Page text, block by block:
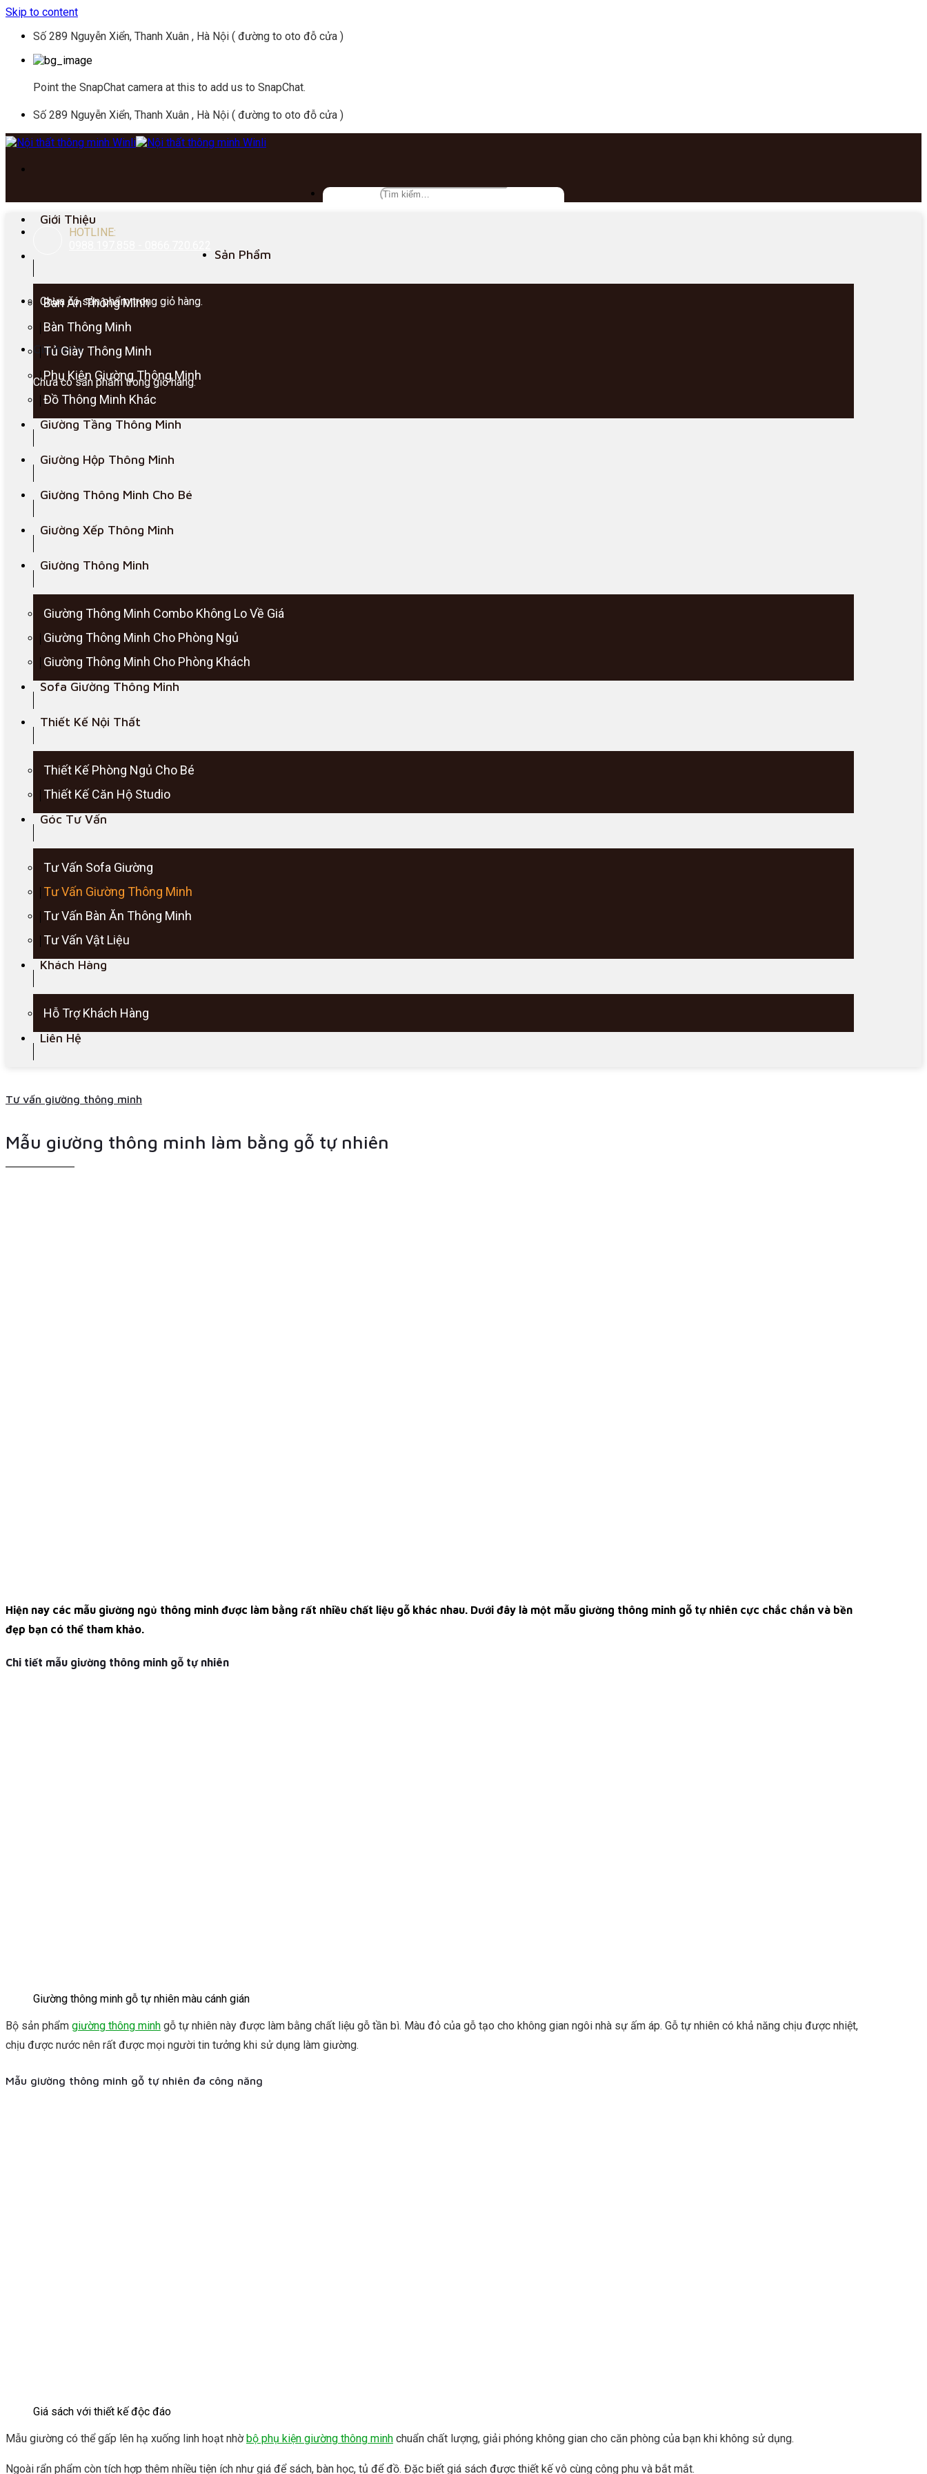
Skip to content
Số 289 Nguyễn Xiển, Thanh Xuân , Hà Nội ( đường to oto đỗ cửa )
Point the SnapChat camera at this to add us to SnapChat.
Số 289 Nguyễn Xiển, Thanh Xuân , Hà Nội ( đường to oto đỗ cửa )
HOTLINE:
Chưa có sản phẩm trong giỏ hàng.
Giỏ hàng
Chưa có sản phẩm trong giỏ hàng.
Giới Thiệu
Sản Phẩm
Bàn Ăn Thông Minh
Bàn Thông Minh
Tủ Giày Thông Minh
Phụ Kiện Giường Thông Minh
Đồ Thông Minh Khác
Giường Tầng Thông Minh
Giường Hộp Thông Minh
Giường Thông Minh Cho Bé
Giường Xếp Thông Minh
Giường Thông Minh
Giường Thông Minh Combo Không Lo Về Giá
Giường Thông Minh Cho Phòng Ngủ
Giường Thông Minh Cho Phòng Khách
Sofa Giường Thông Minh
Thiết Kế Nội Thất
Thiết Kế Phòng Ngủ Cho Bé
Thiết Kế Căn Hộ Studio
Góc Tư Vấn
Tư Vấn Sofa Giường
Tư Vấn Giường Thông Minh
Tư Vấn Bàn Ăn Thông Minh
Tư Vấn Vật Liệu
Khách Hàng
Hỗ Trợ Khách Hàng
Liên Hệ
Tư vấn giường thông minh
Mẫu giường thông minh làm bằng gỗ tự nhiên
Hiện nay các mẫu giường ngủ thông minh được làm bằng rất nhiều chất liệu gỗ khác nhau. Dưới đây là một mẫu giường thông minh gỗ tự nhiên cực chắc chắn và bền
đẹp bạn có thể tham khảo.
Chi tiết mẫu giường thông minh gỗ tự nhiên
Giường thông minh gỗ tự nhiên màu cánh gián
Bộ sản phẩm giường thông minh gỗ tự nhiên này được làm bằng chất liệu gỗ tần bì. Màu đỏ của gỗ tạo cho không gian ngôi nhà sự ấm áp. Gỗ tự nhiên có khả năng chịu được nhiệt,
chịu được nước nên rất được mọi người tin tưởng khi sử dụng làm giường.
Mẫu giường thông minh gỗ tự nhiên đa công năng
Giá sách với thiết kế độc đáo
Mẫu giường có thể gấp lên hạ xuống linh hoạt nhờbộ phụ kiện giường thông minh chuẩn chất lượng, giải phóng không gian cho căn phòng của bạn khi không sử dụng.
Ngoài rẩn phẩm còn tích hợp thêm nhiều tiện ích như giá để sách, bàn học, tủ để đồ. Đặc biết giá sách được thiết kế vô cùng công phu và bắt mắt.